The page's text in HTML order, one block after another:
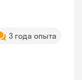
3 года опыта